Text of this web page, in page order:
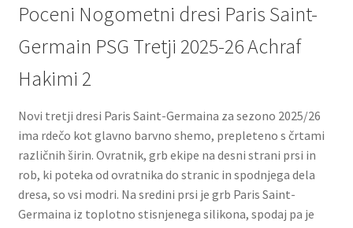
Poceni Nogometni dresi Paris Saint-
Germain PSG Tretji 2025-26 Achraf
Hakimi 2
Novi tretji dresi Paris Saint-Germaina za sezono 2025/26
ima rdečo kot glavno barvno shemo, prepleteno s črtami
različnih širin. Ovratnik, grb ekipe na desni strani prsi in
rob, ki poteka od ovratnika do stranic in spodnjega dela
dresa, so vsi modri. Na sredini prsi je grb Paris Saint-
Germaina iz toplotno stisnjenega silikona, spodaj pa je